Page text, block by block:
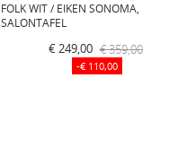
FOLK WIT / EIKEN SONOMA,
SALONTAFEL
€ 249,00 € 359,00
-€ 110,00